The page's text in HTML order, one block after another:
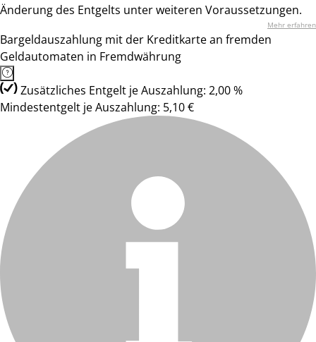
Änderung des Entgelts unter weiteren Voraussetzungen.
Mehr erfahren
Bargeldauszahlung mit der Kreditkarte an fremden
Geldautomaten in Fremdwährung
Zusätzliches Entgelt je Auszahlung: 2,00 %
Mindestentgelt je Auszahlung: 5,10 €